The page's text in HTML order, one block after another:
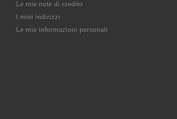
Le mie note di credito
I miei indirizzi
Le mie informazioni personali